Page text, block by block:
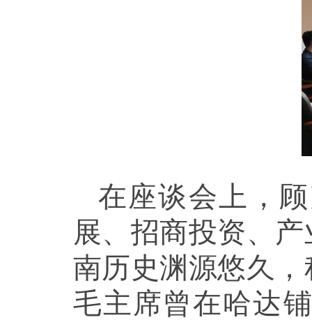
在座谈会上，
展、招商投资、
南历史渊源悠久
毛主席曾在哈达